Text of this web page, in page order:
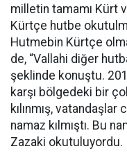
milletin tamamı Kürt
Kürtçe hutbe
Hutmebin Kürtçe
de, “Vallahi diğer
şeklinde konuştu.
karşı bölgedeki bir
kılınmış,
namaz kılmıştı. Bu
Zazaki okutuluyordu.